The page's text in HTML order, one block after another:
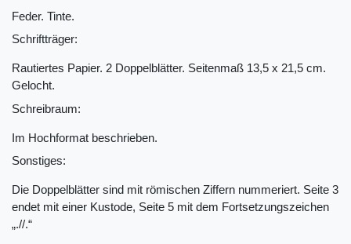
Feder. Tinte.
Schriftträger:
Rautiertes Papier. 2 Doppelblätter. Seitenmaß 13,5 x 21,5 cm.
Gelocht.
Schreibraum:
Im Hochformat beschrieben.
Sonstiges:
Die Doppelblätter sind mit römischen Ziffern nummeriert. Seite 3
endet mit einer Kustode, Seite 5 mit dem Fortsetzungszeichen
„.//.“